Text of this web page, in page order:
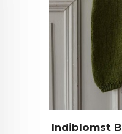
Indiblomst